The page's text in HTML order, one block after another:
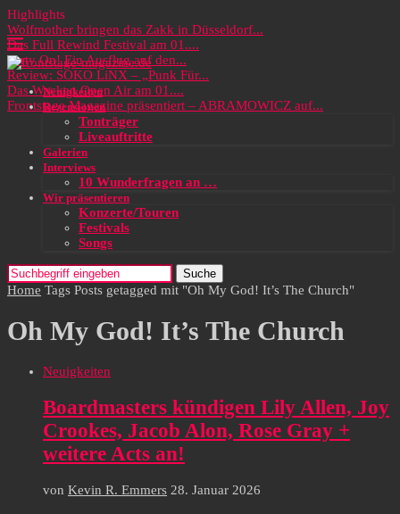
Highlights
Wolfmother bringen das Zakk in Düsseldorf...
Das Full Rewind Festival am 01....
Party On! Ein Ausflug auf den...
Review: SOKO LiNX – „Punk Für...
Das Wacken Open Air am 01....
Frontstage Magazine präsentiert – ABRAMOWICZ auf...
Neuigkeiten
Rezensionen
Tonträger
Liveauftritte
Galerien
Interviews
10 Wunderfragen an …
Wir präsentieren
Konzerte/Touren
Festivals
Songs
Suche
Home Tags Posts getagged mit "Oh My God! It’s The Church"
Oh My God! It’s The Church
Neuigkeiten
Boardmasters kündigen Lily Allen, Joy
Crookes, Jacob Alon, Rose Gray +
weitere Acts an!
von Kevin R. Emmers 28. Januar 2026